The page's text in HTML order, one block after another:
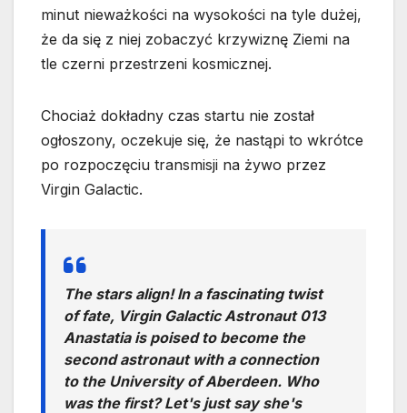
minut nieważkości na wysokości na tyle dużej,
że da się z niej zobaczyć krzywiznę Ziemi na
tle czerni przestrzeni kosmicznej.
Chociaż dokładny czas startu nie został
ogłoszony, oczekuje się, że nastąpi to wkrótce
po rozpoczęciu transmisji na żywo przez
Virgin Galactic.
The stars align! In a fascinating twist
of fate, Virgin Galactic Astronaut 013
Anastatia is poised to become the
second astronaut with a connection
to the University of Aberdeen. Who
was the first? Let's just say she's